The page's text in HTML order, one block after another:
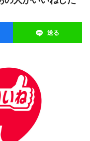
送る